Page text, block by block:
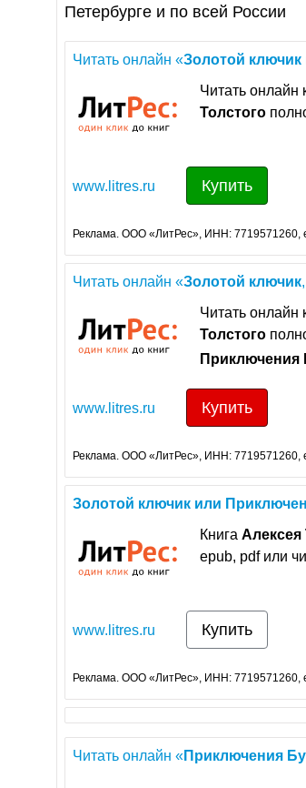
Петербурге и по всей России
Читать онлайн «Золотой ключик
Читать онлайн
Толстого
www.litres.ru Купить
Реклама. ООО «ЛитРес», ИНН: 7719571260,
Читать онлайн «Золотой ключик,
Читать онлайн
Толстого
Приключения
www.litres.ru Купить
Реклама. ООО «ЛитРес», ИНН: 7719571260,
Золотой ключик или
Книга Алексея
epub, pdf или
www.litres.ru Купить
Реклама. ООО «ЛитРес», ИНН: 7719571260,
Читать онлайн «Приключения